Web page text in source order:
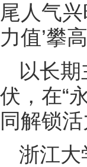
尾人气兴
力值’攀
以长
伏，在“
同解锁活
浙江大